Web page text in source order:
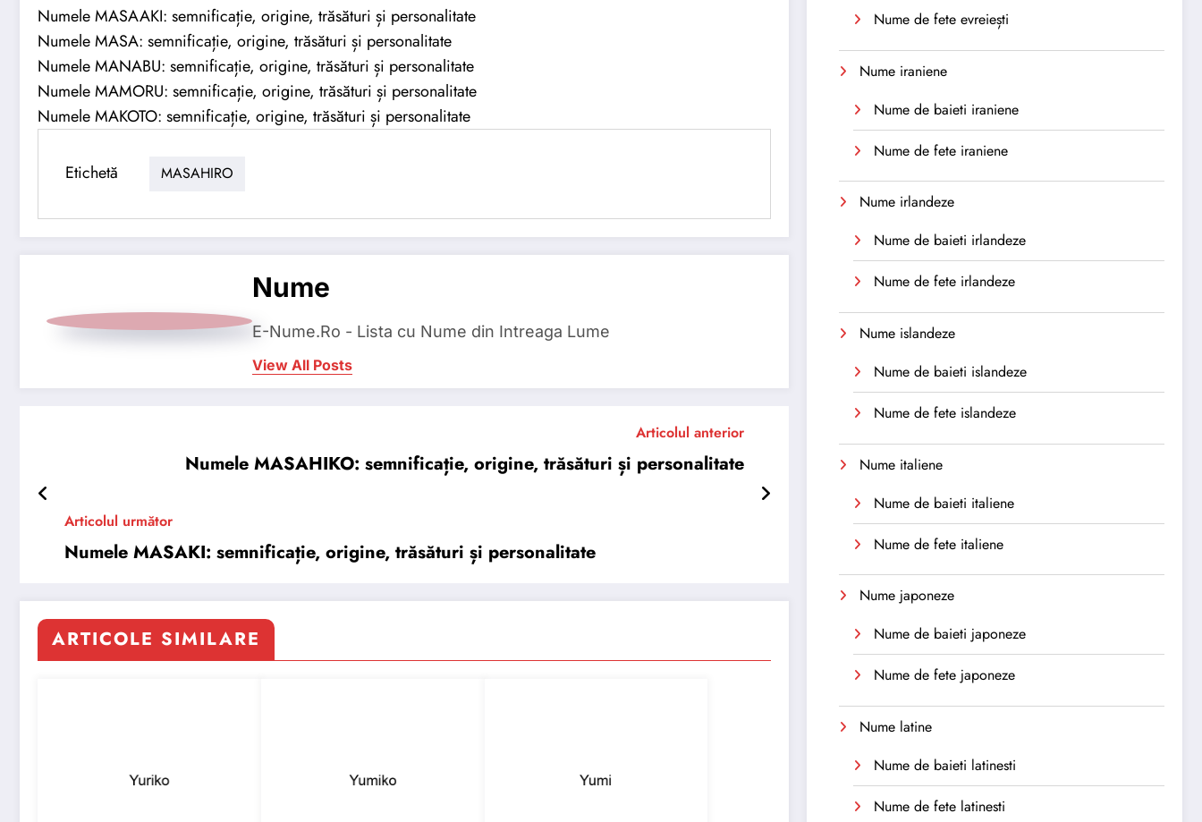
Numele MASAAKI: semnificație, origine, trăsături și personalitate
Numele MASA: semnificație, origine, trăsături și personalitate
Numele MANABU: semnificație, origine, trăsături și personalitate
Numele MAMORU: semnificație, origine, trăsături și personalitate
Numele MAKOTO: semnificație, origine, trăsături și personalitate
Etichetă MASAHIRO
Nume
E-Nume.Ro - Lista cu Nume din Intreaga Lume
View All Posts
Articolul anterior
Numele MASAHIKO: semnificație, origine, trăsături și personalitate
Articolul următor
Numele MASAKI: semnificație, origine, trăsături și personalitate
ARTICOLE SIMILARE
Nume de fete evreiești
Nume iraniene
Nume de baieti iraniene
Nume de fete iraniene
Nume irlandeze
Nume de baieti irlandeze
Nume de fete irlandeze
Nume islandeze
Nume de baieti islandeze
Nume de fete islandeze
Nume italiene
Nume de baieti italiene
Nume de fete italiene
Nume japoneze
Nume de baieti japoneze
Nume de fete japoneze
Nume latine
Nume de baieti latinesti
Nume de fete latinesti